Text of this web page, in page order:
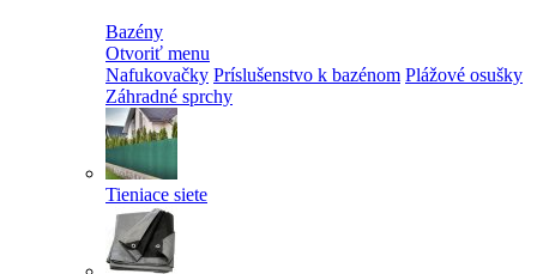
Bazény
Otvoriť menu
Nafukovačky Príslušenstvo k bazénom Plážové osušky
Záhradné sprchy
Tieniace siete